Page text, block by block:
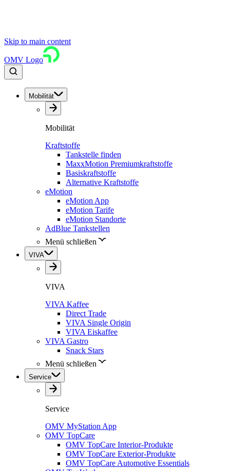
Skip to main content
OMV Logo
Mobilität
Mobilität
Kraftstoffe
Tankstelle finden
MaxxMotion Premiumkraftstoffe
Basiskraftstoffe
Alternative Kraftstoffe
eMotion
eMotion App
eMotion Tarife
eMotion Standorte
AdBlue Tankstellen
Menü schließen
VIVA
VIVA
VIVA Kaffee
Direct Trade
VIVA Single Origin
VIVA Eiskaffee
VIVA Gastro
Snack Stars
Menü schließen
Service
Service
OMV MyStation App
OMV TopCare
OMV TopCare Interior-Produkte
OMV TopCare Exterior-Produkte
OMV TopCare Automotive Essentials